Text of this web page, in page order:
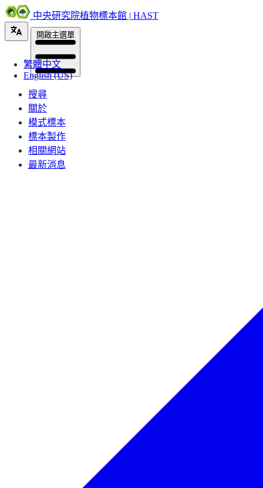
中央研究院植物標本館 | HAST
繁體中文
English (US)
開啟主選單
搜尋
關於
模式標本
標本製作
相關網站
最新消息